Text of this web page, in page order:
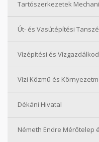
Tartószerkezetek
Út- és Vasútépítési
Vízépítési és
Vízi Közmű és
Dékáni Hivatal
Németh Endre Mérőtelep